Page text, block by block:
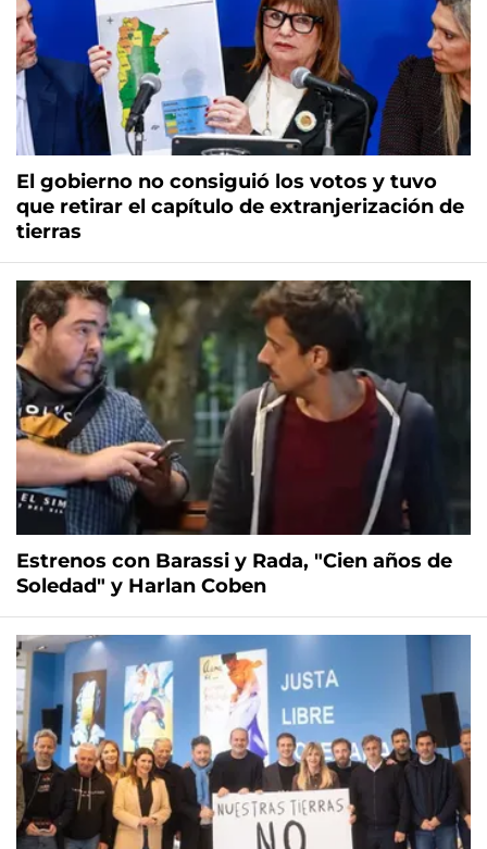
El gobierno no consiguió los votos y tuvo
que retirar el capítulo de extranjerización de
tierras
Estrenos con Barassi y Rada, "Cien años de
Soledad" y Harlan Coben